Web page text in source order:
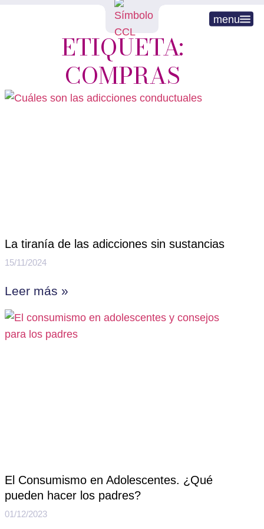
menu
ETIQUETA:
COMPRAS
La tiranía de las adicciones sin sustancias
15/11/2024
Leer más »
El Consumismo en Adolescentes. ¿Qué
pueden hacer los padres?
01/12/2023